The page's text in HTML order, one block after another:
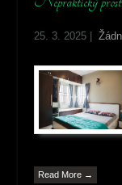
25. 3. 2025 |
Read More →